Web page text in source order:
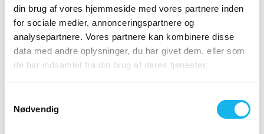
din brug af vores hjemmeside med vores partnere inden
for sociale medier, annonceringspartnere og
analysepartnere. Vores partnere kan kombinere disse
data med andre oplysninger, du har givet dem, eller som
de har indsamlet fra din brug af deres tjenester.
Nødvendig
Rådgivende ingeniør i Hovedstadsområdet
Vi har hovedkontor i Glostrup og arbejder primært på
byggeprojekter i Hovedstaden og på Sjælland. Tag et kig på
voresprojekterellerydelserfor at læse mere. Du kan også
for at starte samarbejdet.